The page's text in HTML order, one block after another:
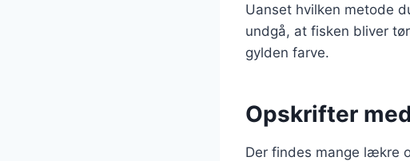
Uanset hvilken metode
undgå, at fisken bliver
gylden farve.
Opskrifter
Der findes mange lækre